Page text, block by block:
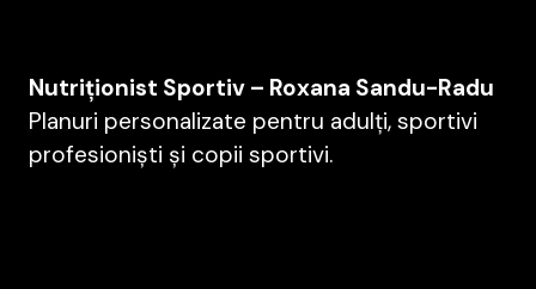
Nutriționist Sportiv – Roxana Sandu-Radu
Planuri personalizate pentru adulți, sportivi
profesioniști și copii sportivi.